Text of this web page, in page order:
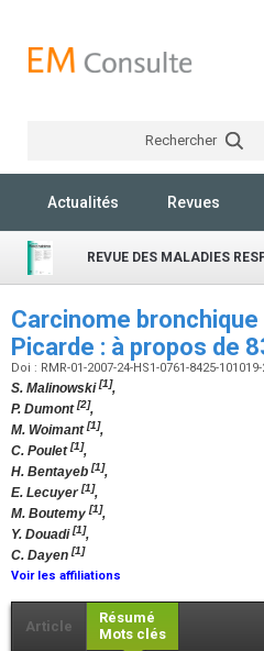
Rechercher
Actualités Revues
REVUE DES MALADIES
Carcinome
Picarde : à propos de
Doi : RMR-01-2007-24-HS1-0761-8425-
S. Malinowski[1],
P. Dumont[2],
M. Woimant[1],
C. Poulet[1],
H. Bentayeb [1],
E. Lecuyer[1],
M. Boutemy [1],
Y. Douadi[1],
C. Dayen [1]
Voir les affiliations
Article
Résumé
Mots clés